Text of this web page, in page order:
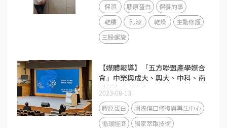
保濕 膠原蛋白
保養的事
乾癢
乳液 乾燥
主動修護
三股螺旋
【媒體報導】「五方聯盟產學媒合
會」中榮與成大、興大、中科、南
科簽合作意向書
2023-08-13
膠原蛋白
國際傷口修復與再生中心
循環經濟
獨家萃取技術